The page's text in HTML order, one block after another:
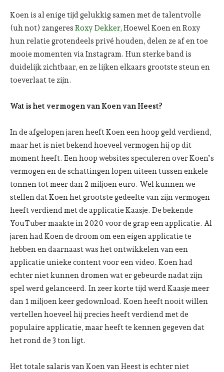
Koen is al enige tijd gelukkig samen met de talentvolle
(uh not) zangeres Roxy Dekker, Hoewel Koen en Roxy
hun relatie grotendeels privé houden, delen ze af en toe
mooie momenten via Instagram. Hun sterke band is
duidelijk zichtbaar, en ze lijken elkaars grootste steun en
toeverlaat te zijn.
Wat is het vermogen van Koen van Heest?
In de afgelopen jaren heeft Koen een hoop geld verdiend,
maar het is niet bekend hoeveel vermogen hij op dit
moment heeft. Een hoop websites speculeren over Koen’s
vermogen en de schattingen lopen uiteen tussen enkele
tonnen tot meer dan 2 miljoen euro. Wel kunnen we
stellen dat Koen het grootste gedeelte van zijn vermogen
heeft verdiend met de applicatie Kaasje. De bekende
YouTuber maakte in 2020 voor de grap een applicatie. Al
jaren had Koen de droom om een eigen applicatie te
hebben en daarnaast was het ontwikkelen van een
applicatie unieke content voor een video. Koen had
echter niet kunnen dromen wat er gebeurde nadat zijn
spel werd gelanceerd. In zeer korte tijd werd Kaasje meer
dan 1 miljoen keer gedownload. Koen heeft nooit willen
vertellen hoeveel hij precies heeft verdiend met de
populaire applicatie, maar heeft te kennen gegeven dat
het rond de 3 ton ligt.
Het totale salaris van Koen van Heest is echter niet